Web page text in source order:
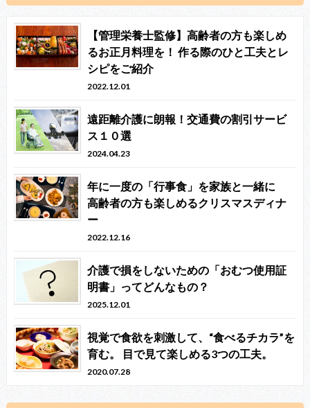
【管理栄養士監修】高齢者の方も楽しめ
るお正月料理を！ 作る際のひと工夫とレ
シピをご紹介
2022.12.01
遠距離介護に朗報！交通費の割引サービ
ス１０選
2024.04.23
年に一度の「行事食」を家族と一緒に
高齢者の方も楽しめるクリスマスディナ
ー
2022.12.16
介護で損をしないための「おむつ使用証
明書」ってどんなもの？
2025.12.01
視覚で食欲を刺激して、“食べるチカラ”を
育む。 目で見て楽しめる3つの工夫。
2020.07.28